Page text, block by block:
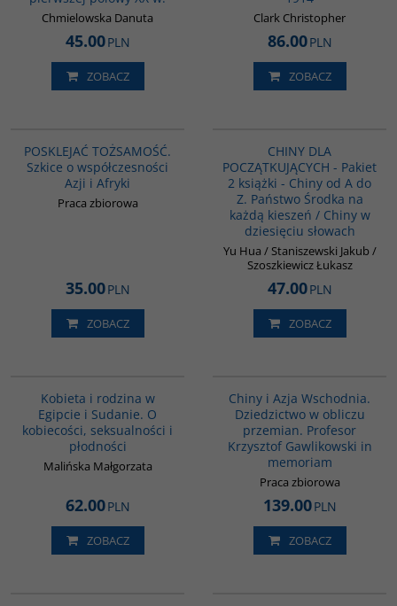
Chmielowska Danuta
45.00PLN
ZOBACZ
Clark Christopher
86.00PLN
ZOBACZ
POSKLEJAĆ TOŻSAMOŚĆ.
Szkice o współczesności
Azji i Afryki
Praca zbiorowa
35.00PLN
ZOBACZ
CHINY DLA
POCZĄTKUJĄCYCH - Pakiet
2 książki - Chiny od A do
Z. Państwo Środka na
każdą kieszeń / Chiny w
dziesięciu słowach
Yu Hua / Staniszewski Jakub /
Szoszkiewicz Łukasz
47.00PLN
ZOBACZ
Kobieta i rodzina w
Egipcie i Sudanie. O
kobiecości, seksualności i
płodności
Malińska Małgorzata
62.00PLN
ZOBACZ
Chiny i Azja Wschodnia.
Dziedzictwo w obliczu
przemian. Profesor
Krzysztof Gawlikowski in
memoriam
Praca zbiorowa
139.00PLN
ZOBACZ